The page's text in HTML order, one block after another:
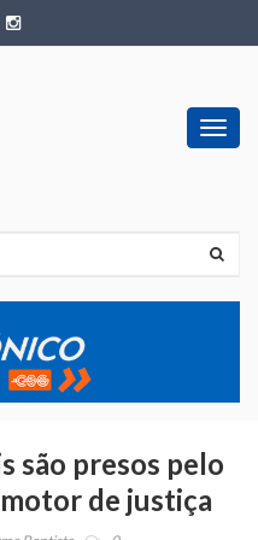
são presos pelo
de justiça